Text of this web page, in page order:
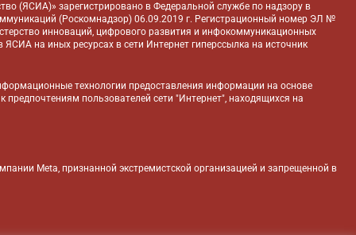
(ЯСИА)» зарегистрировано в Федеральной службе по надзору в
(Роскомнадзор) 06.09.2019 г. Регистрационный номер ЭЛ №
инноваций, цифрового развития и инфокоммуникационных
на иных ресурсах в сети Интернет гиперссылка на источник
технологии предоставления информации на основе
предпочтениям пользователей сети "Интернет", находящихся на
Meta, признанной экстремистской организацией и запрещенной в